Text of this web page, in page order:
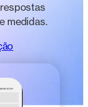
medidas.